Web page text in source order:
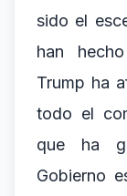
sido el
han
Trump ha
todo el
que ha
Gobierno